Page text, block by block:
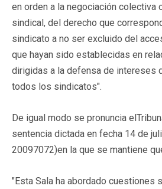
en orden a la negociación colectiva
sindical, del derecho que
sindicato a no ser excluido del
que hayan sido establecidas en
dirigidas a la defensa de intereses
todos los sindicatos".
De igual modo se pronuncia
sentencia dictada en fecha 14 de
20097072)en la que se mantiene
"Esta Sala ha abordado cuestiones